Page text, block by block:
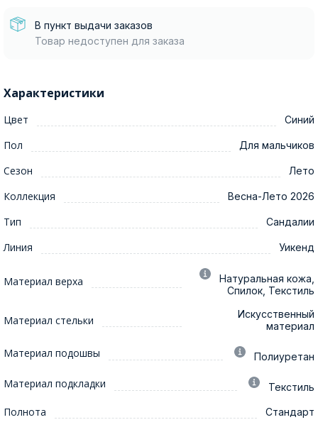
В пункт выдачи заказов
Товар недоступен для заказа
Характеристики
Цвет Синий
Пол Для мальчиков
Сезон Лето
Коллекция Весна-Лето 2026
Тип Сандалии
Линия Уикенд
Материал верха
Натуральная кожа,
Спилок, Текстиль
Материал стельки
Искусственный
материал
Материал подошвы Полиуретан
Материал подкладки Текстиль
Полнота Стандарт